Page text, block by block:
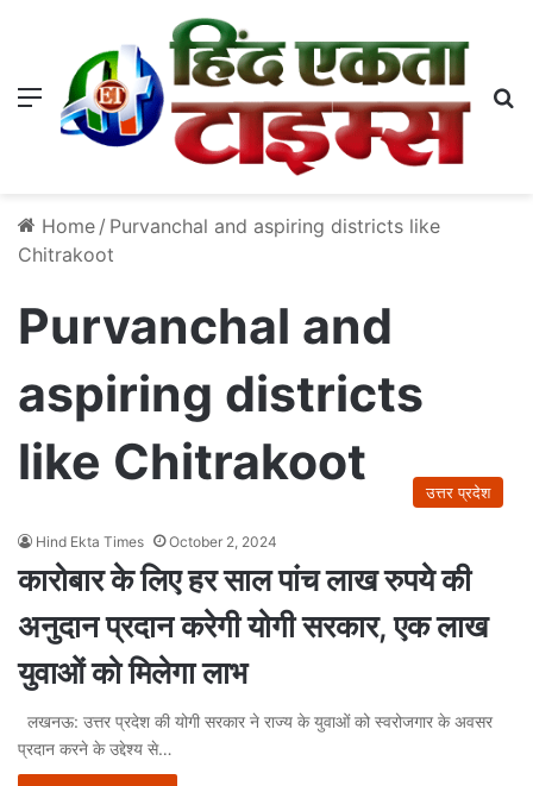
Menu
Home / Purvanchal and aspiring districts like
Chitrakoot
Purvanchal and
aspiring districts
like Chitrakoot
उत्तर प्रदेश
Hind Ekta Times October 2, 2024
कारोबार के लिए हर साल पांच लाख रुपये की
अनुदान प्रदान करेगी योगी सरकार, एक लाख
युवाओं को मिलेगा लाभ
लखनऊ: उत्तर प्रदेश की योगी सरकार ने राज्य के युवाओं को स्वरोजगार के अवसर
प्रदान करने के उद्देश्य से…